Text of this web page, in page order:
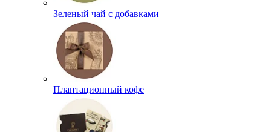
Зеленый чай с добавками
Плантационный кофе